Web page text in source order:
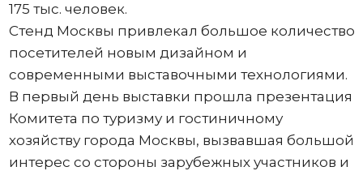
175 тыс. человек.
Стенд Москвы привлекал большое количество
посетителей новым дизайном и
современными выставочными технологиями.
В первый день выставки прошла презентация
Комитета по туризму и гостиничному
хозяйству города Москвы, вызвавшая большой
интерес со стороны зарубежных участников и